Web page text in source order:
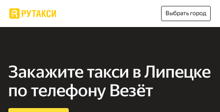
Выбрать город
Закажите такси в Липецке
по телефону Везёт